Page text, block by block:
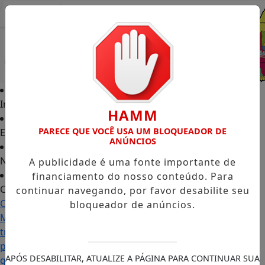
Início
Edições
Notícias
Contato
Carol
Monteiro:
trajetória
política
ganha
HAMM
PARECE QUE VOCÊ USA UM BLOQUEADOR DE
ANÚNCIOS
A publicidade é uma fonte importante de
financiamento do nosso conteúdo. Para
continuar navegando, por favor desabilite seu
bloqueador de anúncios.
APÓS DESABILITAR, ATUALIZE A PÁGINA PARA CONTINUAR SUA